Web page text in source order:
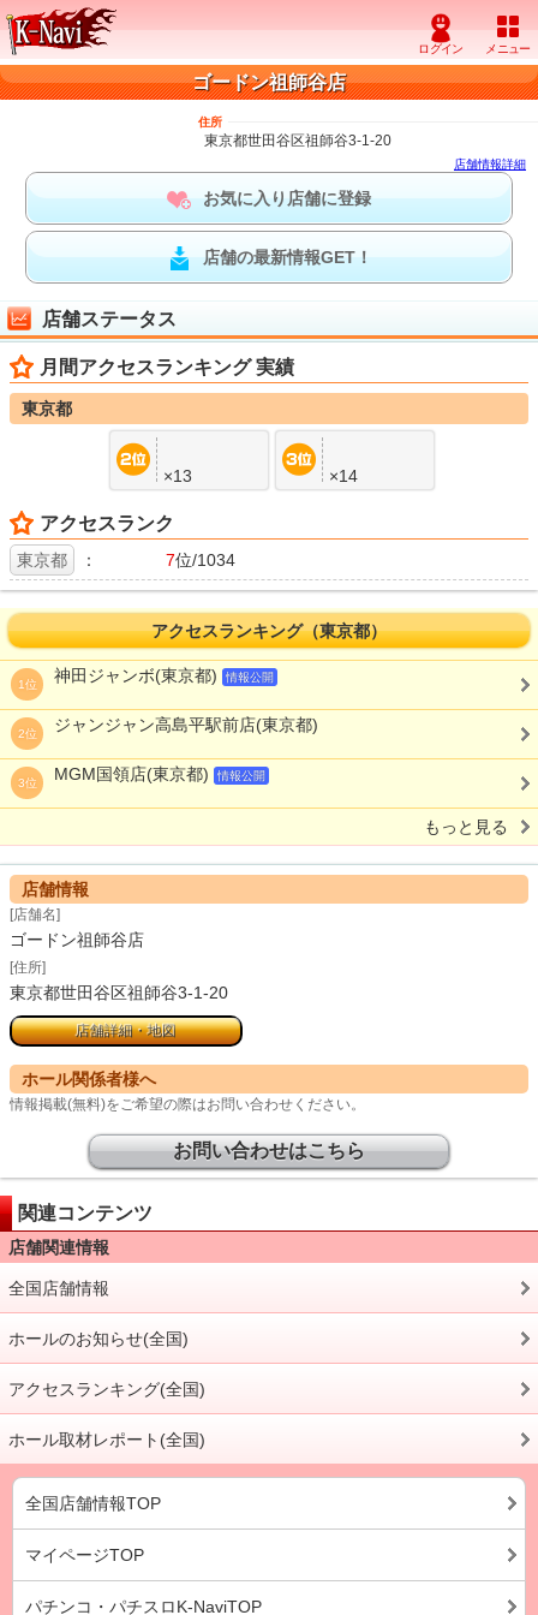
ゴードン祖師谷店
住所
東京都世田谷区祖師谷3-1-20
店舗情報詳細
お気に入り店舗に登録
店舗の最新情報GET！
店舗ステータス
月間アクセスランキング 実績
東京都
×13 ×14
アクセスランク
東京都 ： 7位/1034
アクセスランキング（東京都）
1位 神田ジャンボ(東京都) 情報公開
2位 ジャンジャン高島平駅前店(東京都)
3位 MGM国領店(東京都) 情報公開
もっと見る
店舗情報
[店舗名]
ゴードン祖師谷店
[住所]
東京都世田谷区祖師谷3-1-20
店舗詳細・地図
ホール関係者様へ
情報掲載(無料)をご希望の際はお問い合わせください。
お問い合わせはこちら
関連コンテンツ
店舗関連情報
全国店舗情報
ホールのお知らせ(全国)
アクセスランキング(全国)
ホール取材レポート(全国)
全国店舗情報TOP
マイページTOP
パチンコ・パチスロK-NaviTOP